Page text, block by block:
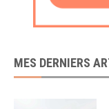
MES DERNIERS